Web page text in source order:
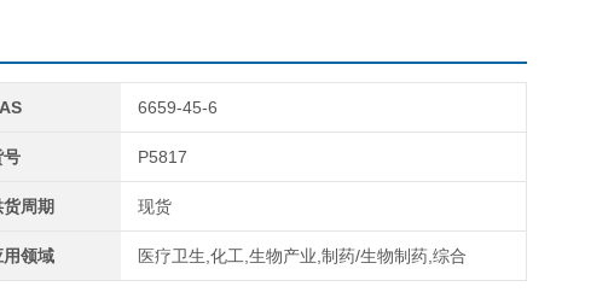
6659-45-6
号 P5817
周期 现货
用领域 医疗卫生,化工,生物产业,制药/生物制药,综合